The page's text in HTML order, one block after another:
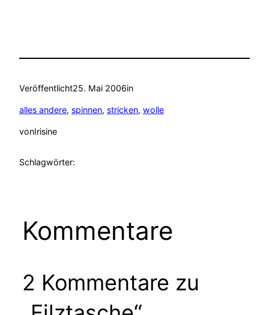
Veröffentlicht25. Mai 2006in
alles andere, spinnen, stricken, wolle
vonIrisine
Schlagwörter:
Kommentare
2 Kommentare zu